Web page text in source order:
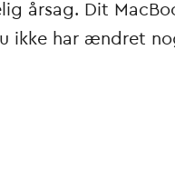
årsag. Dit
ikke har ændret